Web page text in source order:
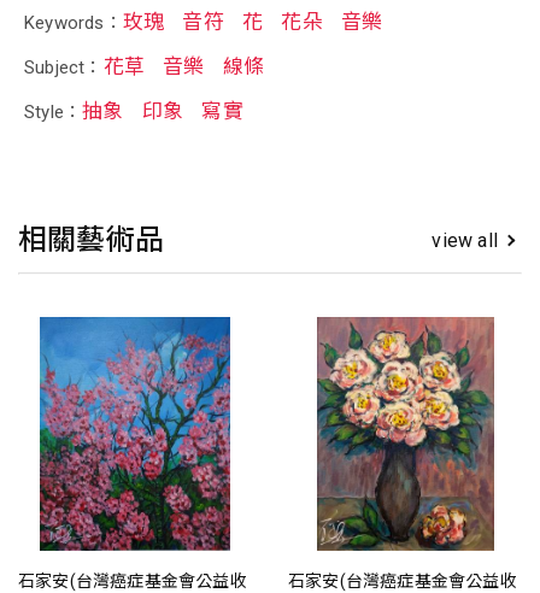
Keywords： 玫瑰 音符 花 花朵 音樂
Subject： 花草 音樂 線條
Style：抽象 印象 寫實
相關藝術品 view all
石家安(台灣癌症基金會公益收
石家安(台灣癌症基金會公益收